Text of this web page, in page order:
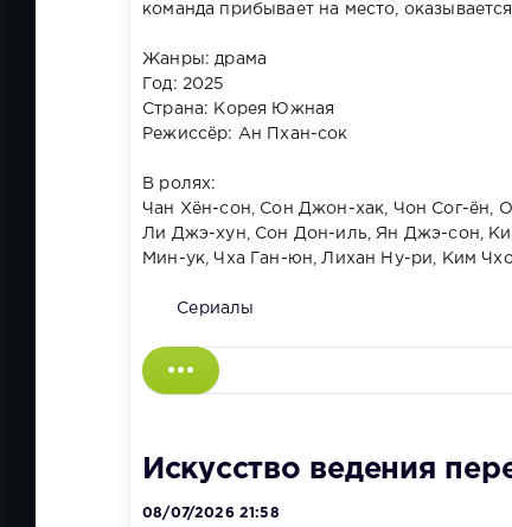
команда прибывает на место,
Жанры: драма
Год: 2025
Страна: Корея Южная
Режиссёр: Ан Пхан-сок
В ролях:
Чан Хён-сон, Сон Джон-хак, Чон Сог-ён,
Ли Джэ-хун, Сон Дон-иль, Ян Джэ-сон,
Мин-ук, Чха Ган-юн, Лихан Ну-ри, Ким
Сериалы
Искусство ведения
08/07/2026 21:58